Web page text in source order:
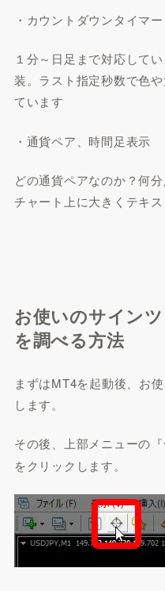
・カウントダウンタイマー
１分～日足まで対応して
装。ラスト指定秒数で色
ています
・通貨ペア、時間足表示
どの通貨ペアなのか？何
チャート上に大きくテキ
お使いのサイン
を調べる方法
まずはMT4を起動後、お
します。
その後、上部メニューの『
をクリックします。